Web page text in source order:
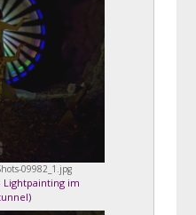
09982_1.jpg
Lightpainting im
)